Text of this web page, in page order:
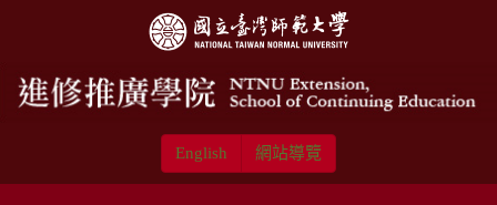
English 網站導覽